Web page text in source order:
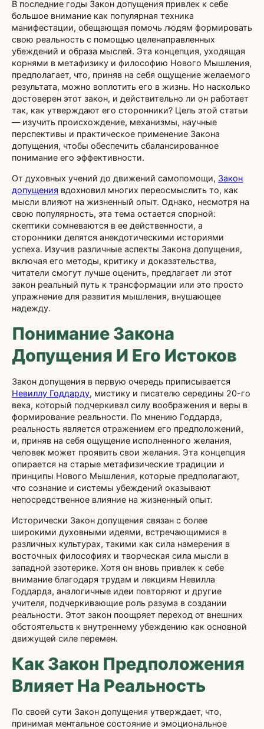
В последние годы Закон допущения привлек к себе
большое внимание как популярная техника
манифестации, обещающая помочь людям формировать
свою реальность с помощью целенаправленных
убеждений и образа мыслей. Эта концепция, уходящая
корнями в метафизику и философию Нового Мышления,
предполагает, что, приняв на себя ощущение желаемого
результата, можно воплотить его в жизнь. Но насколько
достоверен этот закон, и действительно ли он работает
так, как утверждают его сторонники? Цель этой статьи
— изучить происхождение, механизмы, научные
перспективы и практическое применение Закона
допущения, чтобы обеспечить сбалансированное
понимание его эффективности.
От духовных учений до движений самопомощи, Закон
допущения вдохновил многих переосмыслить то, как
мысли влияют на жизненный опыт. Однако, несмотря на
свою популярность, эта тема остается спорной:
скептики сомневаются в ее действенности, а
сторонники делятся анекдотическими историями
успеха. Изучив различные аспекты Закона допущения,
включая его методы, критику и доказательства,
читатели смогут лучше оценить, предлагает ли этот
закон реальный путь к трансформации или это просто
упражнение для развития мышления, внушающее
надежду.
Понимание Закона
Допущения И Его Истоков
Закон допущения в первую очередь приписывается
Невиллу Годдарду, мистику и писателю середины 20-го
века, который подчеркивал силу воображения и веры в
формирование реальности. По мнению Годдарда,
реальность является отражением его предположений,
и, приняв на себя ощущение исполненного желания,
человек может проявить свои желания. Эта концепция
опирается на старые метафизические традиции и
принципы Нового Мышления, которые предполагают,
что сознание и системы убеждений оказывают
непосредственное влияние на жизненный опыт.
Исторически Закон допущения связан с более
широкими духовными идеями, встречающимися в
различных культурах, такими как сила намерения в
восточных философиях и творческая сила мысли в
западной эзотерике. Хотя он вновь привлек к себе
внимание благодаря трудам и лекциям Невилла
Годдарда, аналогичные идеи повторяют и другие
учителя, подчеркивающие роль разума в создании
реальности. Этот закон поощряет переход от внешних
обстоятельств к внутреннему убеждению как основной
движущей силе перемен.
Как Закон Предположения
Влияет На Реальность
По своей сути Закон допущения утверждает, что,
принимая ментальное состояние и эмоциональное